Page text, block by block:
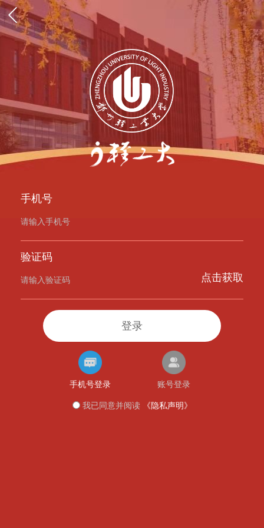
手机号
验证码
点击获取
登录
手机号登录 账号登录
我已同意并阅读 《隐私声明》